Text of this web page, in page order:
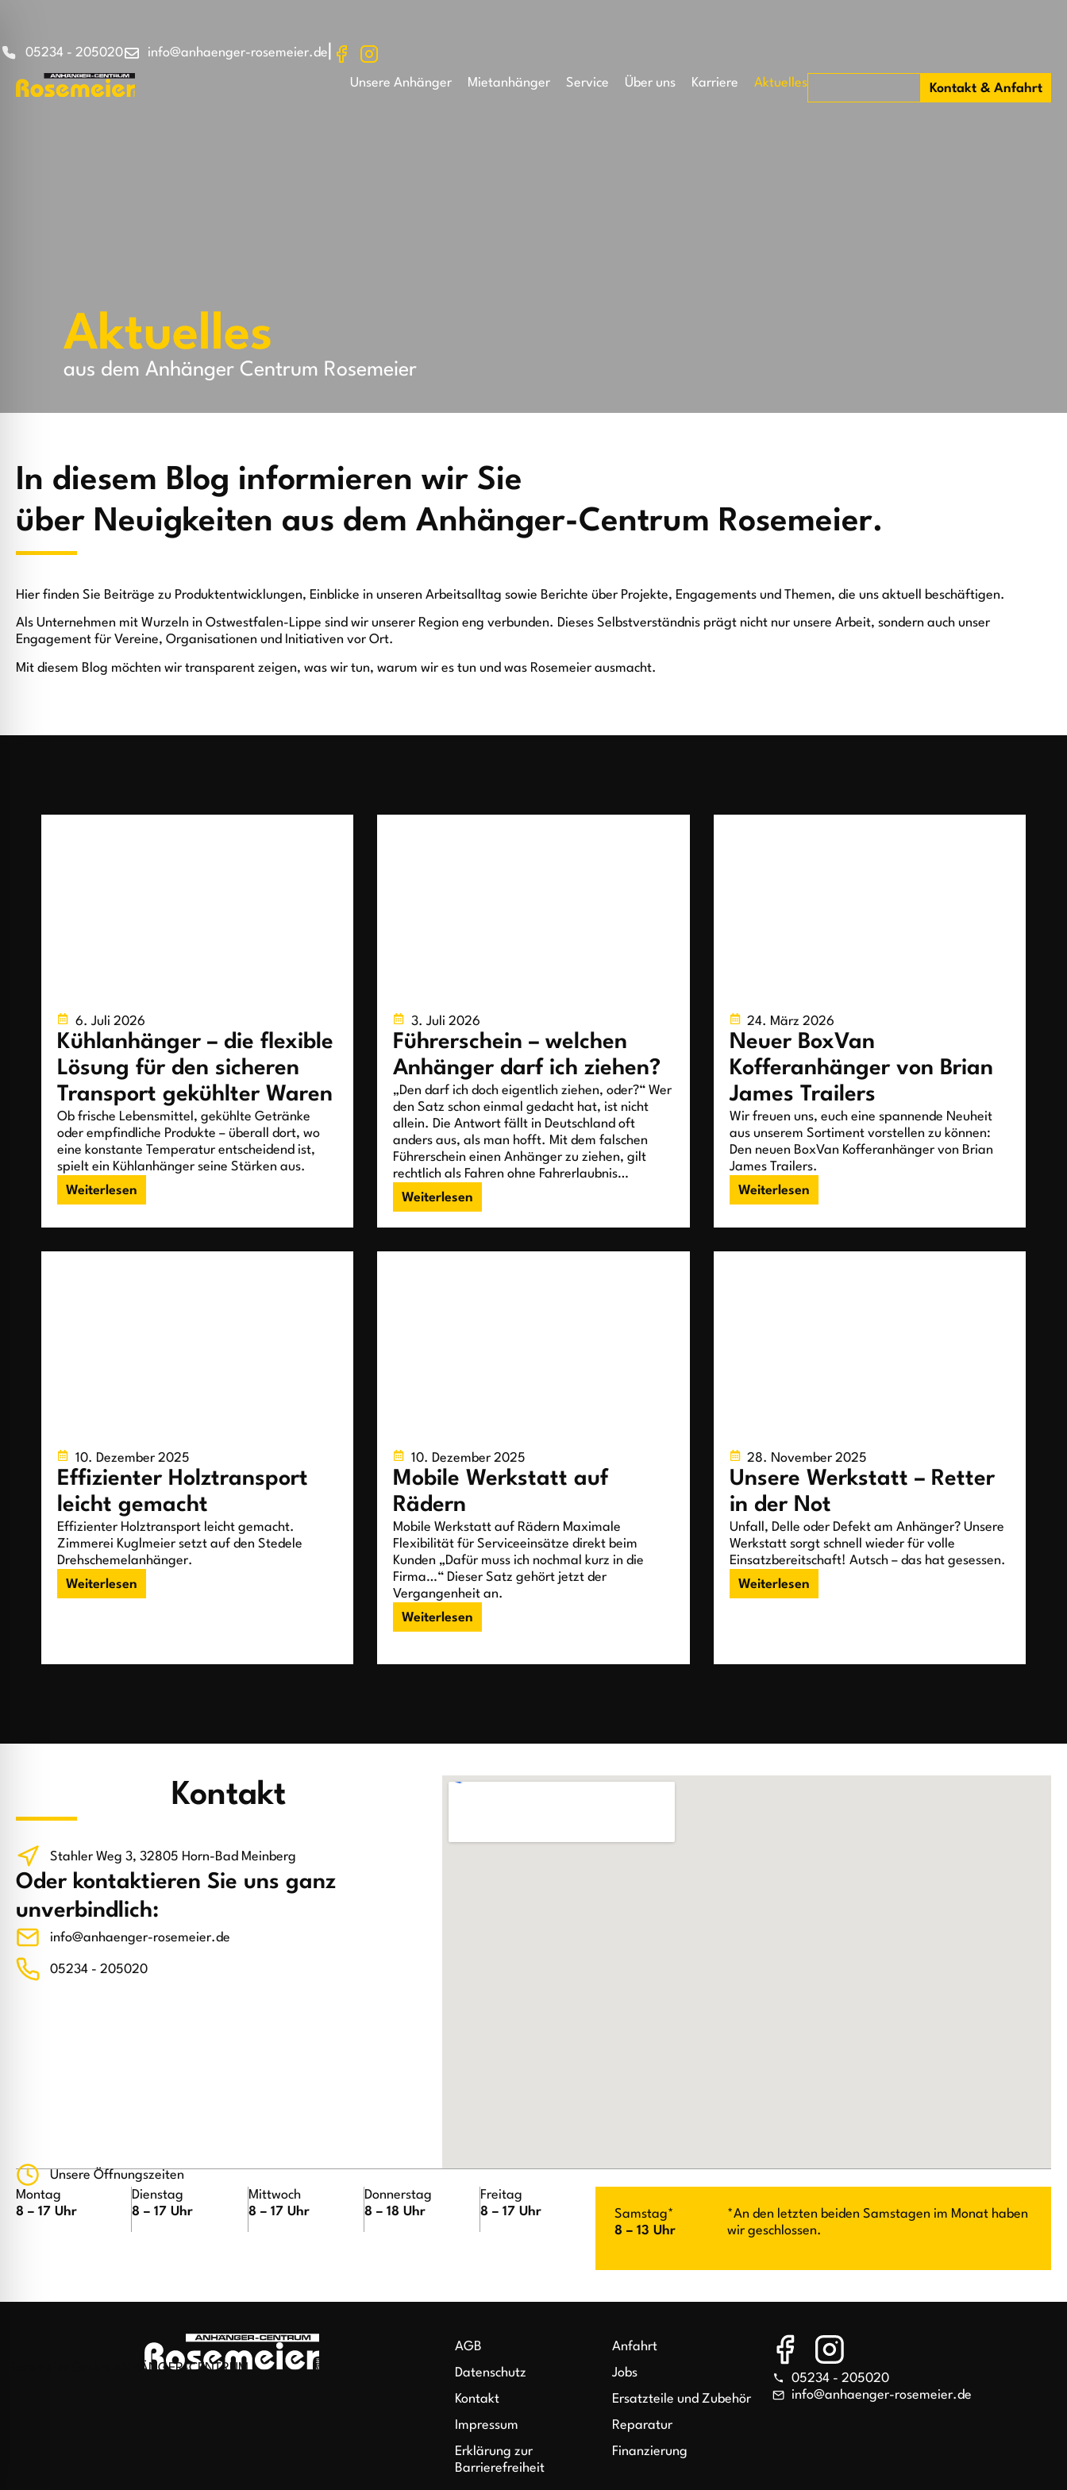
05234 - 205020 info@anhaenger-rosemeier.de
Unsere Anhänger Mietanhänger Service Über uns Karriere Aktuelles Kontakt & Anfahrt
Aktuelles
aus dem Anhänger Centrum Rosemeier
In diesem Blog informieren wir Sie
über Neuigkeiten aus dem Anhänger-Centrum Rosemeier.
Hier finden Sie Beiträge zu Produktentwicklungen, Einblicke in unseren Arbeitsalltag sowie Berichte über Projekte, Engagements und Themen, die uns aktuell beschäftigen.
Als Unternehmen mit Wurzeln in Ostwestfalen-Lippe sind wir unserer Region eng verbunden. Dieses Selbstverständnis prägt nicht nur unsere Arbeit, sondern auch unser
Engagement für Vereine, Organisationen und Initiativen vor Ort.
Mit diesem Blog möchten wir transparent zeigen, was wir tun, warum wir es tun und was Rosemeier ausmacht.
6. Juli 2026
Kühlanhänger – die flexible
Lösung für den sicheren
Transport gekühlter Waren
Ob frische Lebensmittel, gekühlte Getränke
oder empfindliche Produkte – überall dort, wo
eine konstante Temperatur entscheidend ist,
spielt ein Kühlanhänger seine Stärken aus.
Weiterlesen
3. Juli 2026
Führerschein – welchen
Anhänger darf ich ziehen?
„Den darf ich doch eigentlich ziehen, oder?“ Wer
den Satz schon einmal gedacht hat, ist nicht
allein. Die Antwort fällt in Deutschland oft
anders aus, als man hofft. Mit dem falschen
Führerschein einen Anhänger zu ziehen, gilt
rechtlich als Fahren ohne Fahrerlaubnis…
Weiterlesen
24. März 2026
Neuer BoxVan
Kofferanhänger von Brian
James Trailers
Wir freuen uns, euch eine spannende Neuheit
aus unserem Sortiment vorstellen zu können:
Den neuen BoxVan Kofferanhänger von Brian
James Trailers.
Weiterlesen
10. Dezember 2025
Effizienter Holztransport
leicht gemacht
Effizienter Holztransport leicht gemacht​.
Zimmerei Kuglmeier setzt auf den Stedele
Drehschemelanhänger​.
Weiterlesen
10. Dezember 2025
Mobile Werkstatt auf
Rädern
Mobile Werkstatt auf Rädern​ Maximale
Flexibilität für Serviceeinsätze direkt beim
Kunden​ „Dafür muss ich nochmal kurz in die
Firma…“​ Dieser Satz gehört jetzt der
Vergangenheit an.
Weiterlesen
28. November 2025
Unsere Werkstatt – Retter
in der Not
Unfall, Delle oder Defekt am Anhänger? Unsere
Werkstatt sorgt schnell wieder für volle
Einsatzbereitschaft! Autsch – das hat gesessen.
Weiterlesen
Kontakt
Stahler Weg 3, 32805 Horn-Bad Meinberg
Oder kontaktieren Sie uns ganz
unverbindlich:
info@anhaenger-rosemeier.de
05234 - 205020
Unsere Öffnungszeiten
Montag
8 – 17 Uhr
Dienstag
8 – 17 Uhr
Mittwoch
8 – 17 Uhr
Donnerstag
8 – 18 Uhr
Freitag
8 – 17 Uhr
Samstag*
8 – 13 Uhr
*An den letzten beiden Samstagen im Monat haben
wir geschlossen.
Rosemeier GmbH ANHÄNGER-CENTRUM
AGB
Datenschutz
Kontakt
Impressum
Erklärung zur
Barrierefreiheit
Anfahrt
Jobs
Ersatzteile und Zubehör
Reparatur
Finanzierung
05234 - 205020
info@anhaenger-rosemeier.de